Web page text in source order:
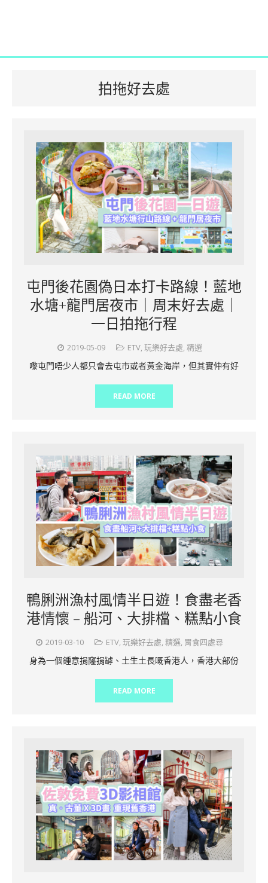
拍拖好去處
屯門後花園偽日本打卡路線！藍地
水塘+龍門居夜市｜周末好去處｜
一日拍拖行程
2019-05-09 ETV,玩樂好去處,精選
嚟屯門唔少人都只會去屯市或者黃金海岸，但其實仲有好
READ MORE
鴨脷洲漁村風情半日遊！食盡老香
港情懷 – 船河、大排檔、糕點小食
2019-03-10 ETV 玩樂好去處 精選 胃食四處尋
身為一個鍾意捐窿捐罅、土生土長嘅香港人，香港大部份
READ MORE